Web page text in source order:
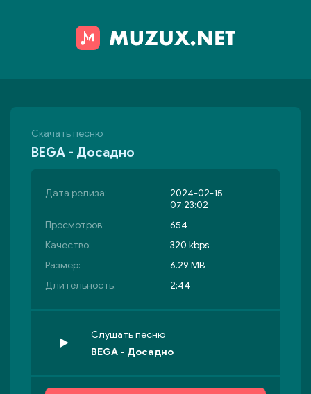
Скачать песню
BEGA - Досадно
Дата релиза:
2024-02-15
07:23:02
Просмотров:
654
Качество:
320 kbps
Размер:
6.29 MB
Длительность:
2:44
Слушать песню
BEGA - Досадно